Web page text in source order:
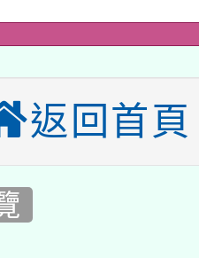
應申請許可
位及節水達
日(星期六)
廟祈福系列
園地景藝術
年度第2次
告(無人報
學行動站研
年度閱讀
返回首頁